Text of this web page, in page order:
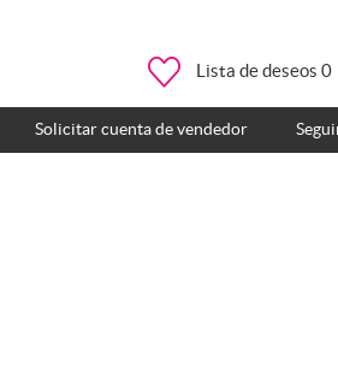
Lista de deseos 0
Solicitar cuenta de vendedor